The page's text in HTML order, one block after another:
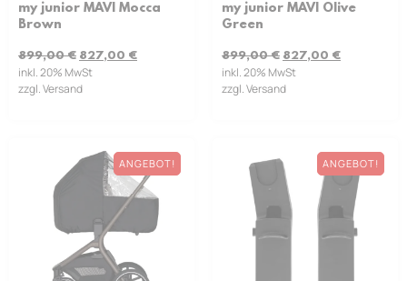
my junior MAVI Mocca
Brown
899,00€ 827,00 €
inkl. 20% MwSt
zzgl. Versand
my junior MAVI Olive
Green
899,00€ 827,00 €
inkl. 20% MwSt
zzgl. Versand
ANGEBOT! ANGEBOT!